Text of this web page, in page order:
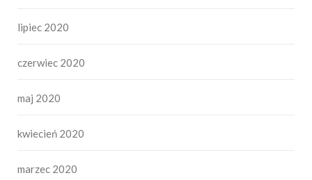
lipiec 2020
czerwiec 2020
maj 2020
kwiecień 2020
marzec 2020